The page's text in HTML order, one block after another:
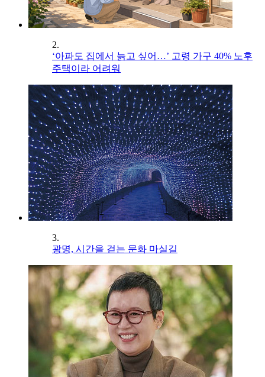
2.
‘아파도 집에서 늙고 싶어…’ 고령 가구 40% 노후
주택이라 어려워
3.
광명, 시간을 걷는 문화 마실길